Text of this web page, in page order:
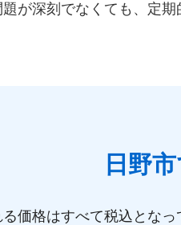
題が深刻でなくても、定
日野
価格はすべて税込となっ